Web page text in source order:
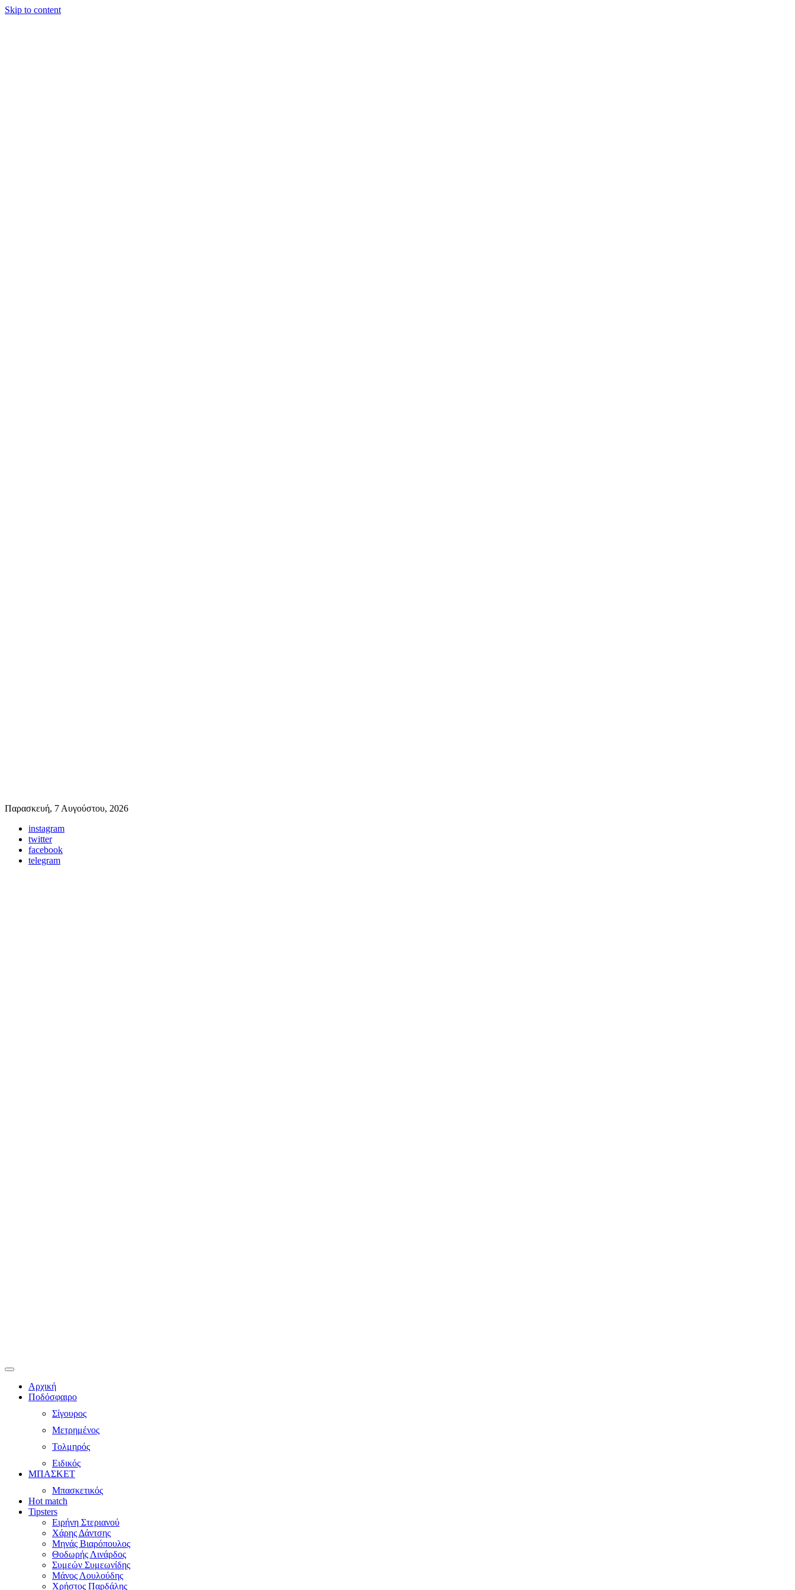
Skip to content
Παρασκευή, 7 Αυγούστου, 2026
instagram
twitter
facebook
telegram
Αρχική
Ποδόσφαιρο
Σίγουρος
Μετρημένος
Τολμηρός
Ειδικός
ΜΠΑΣΚΕΤ
Μπασκετικός
Hot match
Tipsters
Ειρήνη Στεριανού
Χάρης Δάντσης
Μηνάς Βιαρόπουλος
Θοδωρής Λινάρδος
Συμεών Συμεωνίδης
Μάνος Λουλούδης
Χρήστος Παρδάλης